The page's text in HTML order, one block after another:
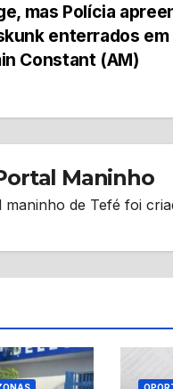
mas Polícia
enterrados em
Constant (AM)
Maninho
maninho de Tefé foi